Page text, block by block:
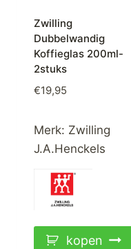
Zwilling
Dubbelwandig
Koffieglas 200ml-
2stuks
€19,95
Merk: Zwilling
J.A.Henckels
kopen